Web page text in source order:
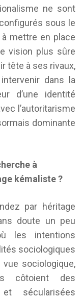
ne sont
sous le
à mettre en place
vision plus sûre
tête à ses rivaux,
dans la
d’une identité
l’autoritarisme
dominante
à
kémaliste ?
par héritage
doute un peu
les intentions
sociologiques
sociologique,
côtoient des
et sécularisées